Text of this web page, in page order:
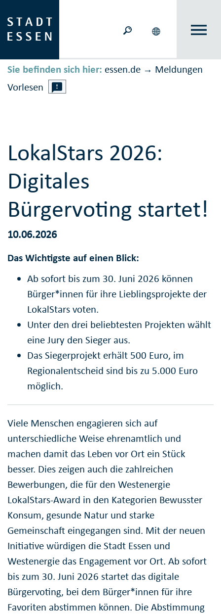
Sie befinden sich hier: essen.de → Meldungen
Vorlesen
LokalStars 2026:
Digitales
Bürgervoting startet!
10.06.2026
Das Wichtigste auf einen Blick:
Ab sofort bis zum 30. Juni 2026 können
Bürger*innen für ihre Lieblingsprojekte der
LokalStars voten.
Unter den drei beliebtesten Projekten wählt
eine Jury den Sieger aus.
Das Siegerprojekt erhält 500 Euro, im
Regionalentscheid sind bis zu 5.000 Euro
möglich.
Viele Menschen engagieren sich auf
unterschiedliche Weise ehrenamtlich und
machen damit das Leben vor Ort ein Stück
besser. Dies zeigen auch die zahlreichen
Bewerbungen, die für den Westenergie
LokalStars-Award in den Kategorien Bewusster
Konsum, gesunde Natur und starke
Gemeinschaft eingegangen sind. Mit der neuen
Initiative würdigen die Stadt Essen und
Westenergie das Engagement vor Ort. Ab sofort
bis zum 30. Juni 2026 startet das digitale
Bürgervoting, bei dem Bürger*innen für ihre
Favoriten abstimmen können. Die Abstimmung